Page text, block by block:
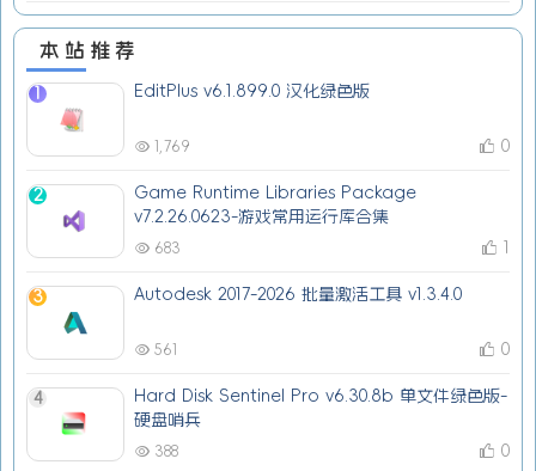
本站推荐
1 EditPlus v6.1.899.0 汉化绿色版
1,769 0
2
Game Runtime Libraries Package
v7.2.26.0623-游戏常用运行库合集
683 1
3 Autodesk 2017-2026 批量激活工具 v1.3.4.0
561 0
4
Hard Disk Sentinel Pro v6.30.8b 单文件绿色版-
硬盘哨兵
388 0